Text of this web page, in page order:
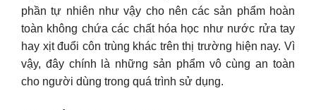
phần tự nhiên như vậy cho nên các sản phẩm hoàn
toàn không chứa các chất hóa học như nước rửa tay
hay xịt đuổi côn trùng khác trên thị trường hiện nay. Vì
vậy, đây chính là những sản phẩm vô cùng an toàn
cho người dùng trong quá trình sử dụng.